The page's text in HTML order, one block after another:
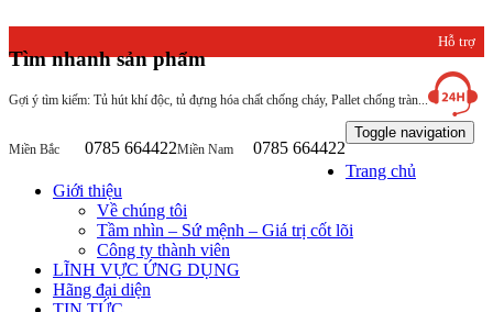
Tìm nhanh sản phẩm
Gợi ý tìm kiếm: Tủ hút khí độc, tủ đựng hóa chất chống cháy, Pallet chống tràn...
Hỗ trợ
khách
hàng
Miền Bắc 0785 664422Miền Nam 0785 664422
Toggle navigation
Trang chủ
Giới thiệu
Về chúng tôi
Tầm nhìn – Sứ mệnh – Giá trị cốt lõi
Công ty thành viên
LĨNH VỰC ỨNG DỤNG
Hãng đại diện